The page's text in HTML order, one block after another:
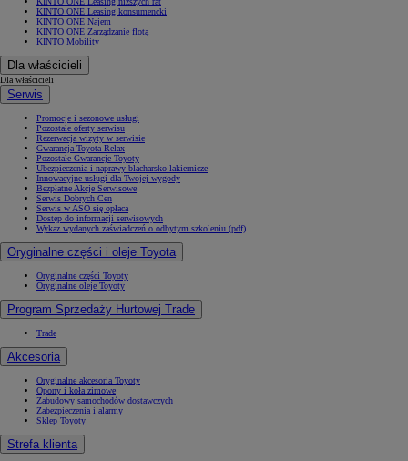
KINTO ONE Leasing konsumencki
KINTO ONE Najem
KINTO ONE Zarządzanie flotą
KINTO Mobility
Dla właścicieli
Dla właścicieli
Serwis
Promocje i sezonowe usługi
Pozostałe oferty serwisu
Rezerwacja wizyty w serwisie
Gwarancja Toyota Relax
Pozostałe Gwarancje Toyoty
Ubezpieczenia i naprawy blacharsko-lakiernicze
Innowacyjne usługi dla Twojej wygody
Bezpłatne Akcje Serwisowe
Serwis Dobrych Cen
Serwis w ASO się opłaca
Dostęp do informacji serwisowych
Wykaz wydanych zaświadczeń o odbytym szkoleniu (pdf)
Oryginalne części i oleje Toyota
Oryginalne części Toyoty
Oryginalne oleje Toyoty
Program Sprzedaży Hurtowej Trade
Trade
Akcesoria
Oryginalne akcesoria Toyoty
Opony i koła zimowe
Zabudowy samochodów dostawczych
Zabezpieczenia i alarmy
Sklep Toyoty
Strefa klienta